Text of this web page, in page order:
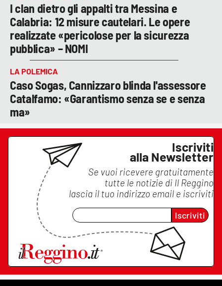
I clan dietro gli appalti tra Messina e
Calabria: 12 misure cautelari. Le opere
realizzate «pericolose per la sicurezza
pubblica» – NOMI
LA POLEMICA
Caso Sogas, Cannizzaro blinda l'assessore
Catalfamo: «Garantismo senza se e senza
ma»
Iscriviti
alla Newsletter
Se vuoi ricevere gratuitamente
tutte le notizie di Il Reggino
lascia il tuo indirizzo email e iscriviti
Iscriviti